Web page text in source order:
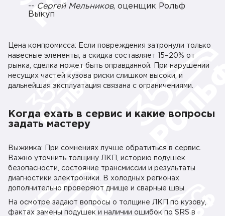
-- Сергей Мельников, оценщик Рольф
Выкуп
Цена компромисса: Если повреждения затронули только
навесные элементы, а скидка составляет 15–20% от
рынка, сделка может быть оправданной. При нарушении
несущих частей кузова риски слишком высоки, и
дальнейшая эксплуатация связана с ограничениями.
Когда ехать в сервис и какие вопросы
задать мастеру
Выжимка: При сомнениях лучше обратиться в сервис.
Важно уточнить толщину ЛКП, историю подушек
безопасности, состояние трансмиссии и результаты
диагностики электроники. В холодных регионах
дополнительно проверяют днище и сварные швы.
На осмотре задают вопросы о толщине ЛКП по кузову,
фактах замены подушек и наличии ошибок по SRS в